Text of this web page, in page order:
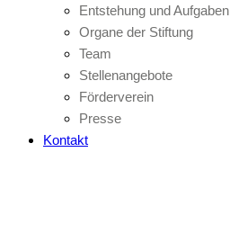
Entstehung und Aufgaben
Organe der Stiftung
Team
Stellenangebote
Förderverein
Presse
Kontakt